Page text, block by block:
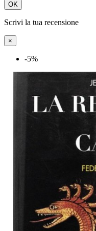
OK
Scrivi la tua recensione
×
-5%